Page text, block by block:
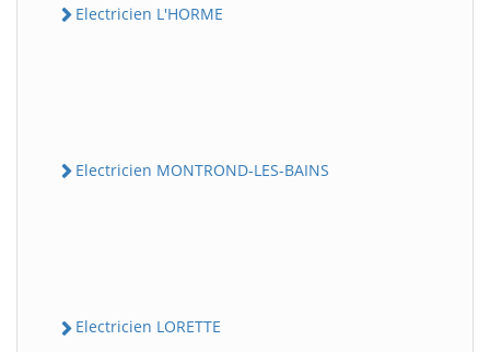
Electricien L'HORME
Electricien MONTROND-LES-BAINS
Electricien LORETTE